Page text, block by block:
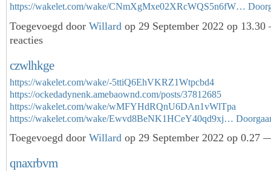
https://wakelet.com/wake/CNmXgMxe02XRcWQS5n6fW…
Toegevoegd door Willard op 29 September 2022 op
reacties
czwlhkge
https://wakelet.com/wake/-5ttiQ6EhVKRZ1Wtpcbd4
https://ockedadynenk.amebaownd.com/posts/37812685
https://wakelet.com/wake/wMFYHdRQnU6DAn1vWlTpa
https://wakelet.com/wake/Ewvd8BeNK1HCeY40qd9xj…
Toegevoegd door Willard op 29 September 2022 op 0.27
qnaxrbvm